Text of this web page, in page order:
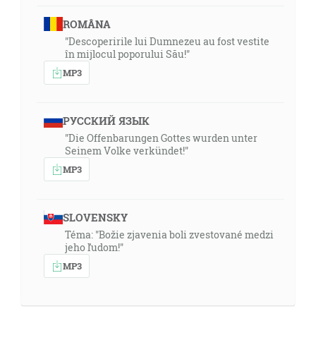
ROMÂNA
"Descoperirile lui Dumnezeu au fost vestite
în mijlocul poporului Său!"
MP3
РУССКИЙ ЯЗЫК
"Die Offenbarungen Gottes wurden unter
Seinem Volke verkündet!"
MP3
SLOVENSKY
Téma: "Božie zjavenia boli zvestované medzi
jeho ľudom!"
MP3